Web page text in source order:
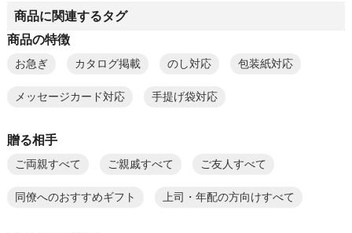
商品に関連するタグ
商品の特徴
お急ぎ カタログ掲載 のし対応 包装紙対応
メッセージカード対応 手提げ袋対応
贈る相手
ご両親すべて ご親戚すべて ご友人すべて
同僚へのおすすめギフト 上司・年配の方向けすべて